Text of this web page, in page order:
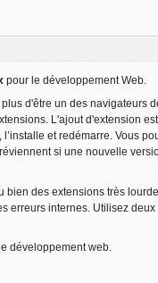
pour le développement Web.
d'être un des navigateurs
L'ajout d'extension
et redémarre. Vous
si une nouvelle
des extensions très
erreurs internes. Utilisez
développement web.